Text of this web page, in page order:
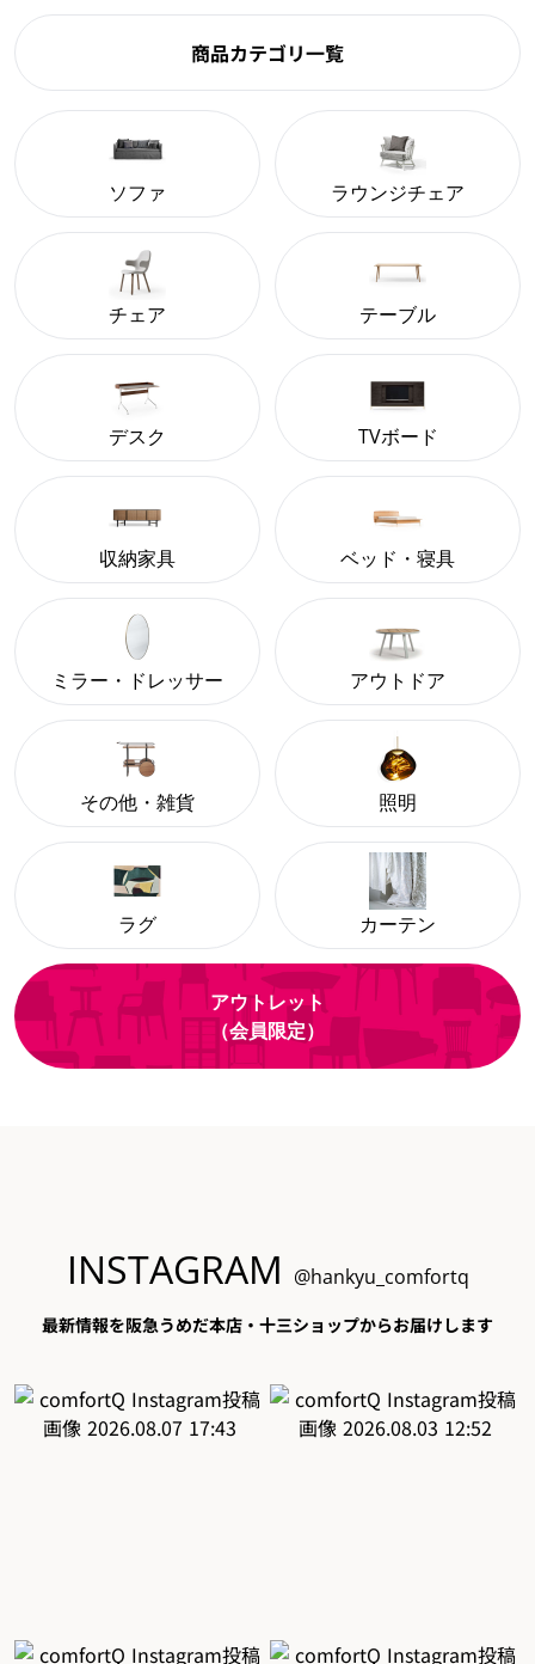
商品カテゴリ一覧
ソファ ラウンジチェア
チェア テーブル
デスク TVボード
収納家具 ベッド・寝具
ミラー・ドレッサー アウトドア
その他・雑貨 照明
ラグ カーテン
アウトレット
（会員限定）
INSTAGRAM @hankyu_comfortq
最新情報を阪急うめだ本店・十三ショップからお届けします